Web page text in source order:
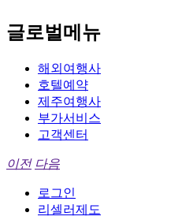
글로벌메뉴
해외여행사
호텔예약
제주여행사
부가서비스
고객센터
이전 다음
로그인
리셀러제도